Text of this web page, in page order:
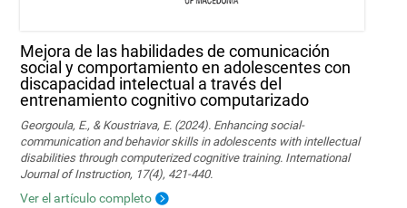
Mejora de las habilidades de comunicación
social y comportamiento en adolescentes con
discapacidad intelectual a través del
entrenamiento cognitivo computarizado
Georgoula, E., & Koustriava, E. (2024). Enhancing social-
communication and behavior skills in adolescents with intellectual
disabilities through computerized cognitive training. International
Journal of Instruction, 17(4), 421-440.
Ver el artículo completo